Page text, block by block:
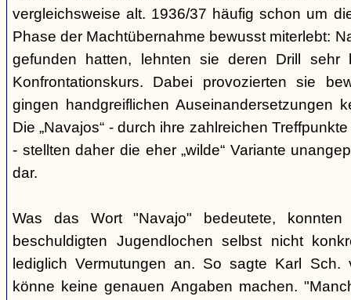
vergleichsweise alt. 1936/37 häufig schon um
Phase der Machtübernahme bewusst miterlebt:
gefunden hatten, lehnten sie deren Drill
Konfrontationskurs. Dabei provozierten sie
gingen handgreiflichen Auseinandersetzungen
Die „Navajos“ - durch ihre zahlreichen
- stellten daher die eher „wilde“ Variante
dar.
Was das Wort "Navajo" bedeutete, konnten
beschuldigten Jugendlochen selbst nicht
lediglich Vermutungen an. So sagte Karl
könne keine genauen Angaben machen.